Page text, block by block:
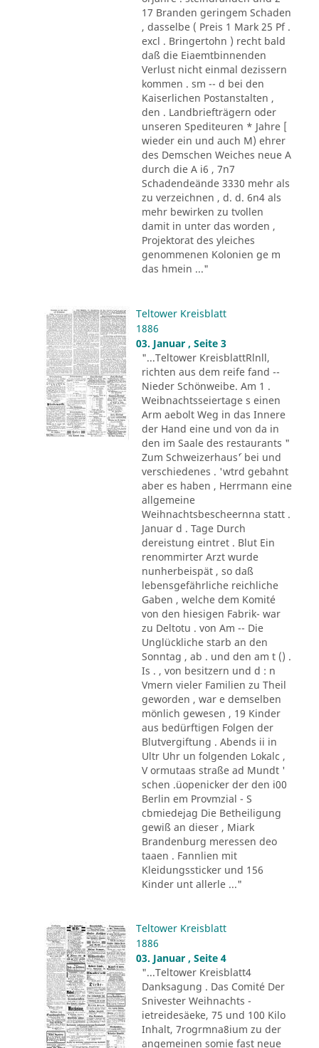
17 Branden geringem Schaden
, dasselbe ( Preis 1 Mark 25 Pf .
excl . Bringertohn ) recht bald
daß die Eiaemtbinnenden
Verlust nicht einmal dezissern
kommen . sm -- d bei den
Kaiserlichen Postanstalten ,
den . Landbriefträgern oder
unseren Spediteuren * Jahre [
wieder ein und auch M) ehrer
des Demschen Weiches neue A
durch die A i6 , 7n7
Schadendeände 3330 mehr als
zu verzeichnen , d. d. 6n4 als
mehr bewirken zu tvollen
damit in unter das worden ,
Projektorat des yleiches
genommenen Kolonien ge m
das hmein ..."
Teltower Kreisblatt
1886
03. Januar , Seite 3
"...Teltower KreisblattRlnll,
richten aus dem reife fand --
Nieder Schönweibe. Am 1 .
Weibnachtsseiertage s einen
Arm aebolt Weg in das Innere
der Hand eine und von da in
den im Saale des restaurants "
Zum Schweizerhaus´' bei und
verschiedenes . 'wtrd gebahnt
aber es haben , Herrmann eine
allgemeine
Weihnachtsbescheernna statt .
Januar d . Tage Durch
dereistung eintret . Blut Ein
renommirter Arzt wurde
nunherbeispät , so daß
lebensgefährliche reichliche
Gaben , welche dem Komité
von den hiesigen Fabrik- war
zu Deltotu . von Am -- Die
Unglückliche starb an den
Sonntag , ab . und den am t () .
Is . , von besitzern und d : n
Vmern vieler Familien zu Theil
geworden , war e demselben
mönlich gewesen , 19 Kinder
aus bedürftigen Folgen der
Blutvergiftung . Abends ii in
Ultr Uhr un folgenden Lokalc ,
V ormutaas straße ad Mundt '
schen .üopenicker der den i00
Berlin em Provmzial - S
cbmiedejag Die Betheiligung
gewiß an dieser , Miark
Brandenburg meressen deo
taaen . Fannlien mit
Kleidungssticker und 156
Kinder unt allerle ..."
Teltower Kreisblatt
1886
03. Januar , Seite 4
"...Teltower Kreisblatt4
Danksagung . Das Comité Der
Snivester Weihnachts -
ietreidesäeke, 75 und 100 Kilo
Inhalt, 7rogrmna8ium zu der
angemeinen somie fast neue